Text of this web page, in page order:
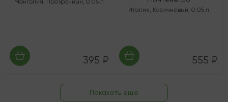
Монголия, Прозрачный,0.05 л
395 ₽
Италия, Коричневый, 0.05 л
555 ₽
Показать еще